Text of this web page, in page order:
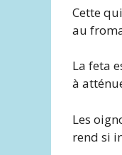
Cette
au
La feta
à
Les
rend si